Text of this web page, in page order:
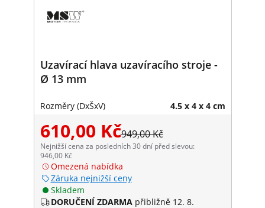
Uzavírací hlava uzavíracího stroje -
Ø 13 mm
Rozměry (DxŠxV) 4.5 x 4 x 4 cm
610,00 Kč949,00 Kč
Nejnižší cena za posledních 30 dní před slevou:
946,00 Kč
Omezená nabídka
Záruka nejnižší ceny
Skladem
DORUČENÍ ZDARMA přibližně 12. 8.